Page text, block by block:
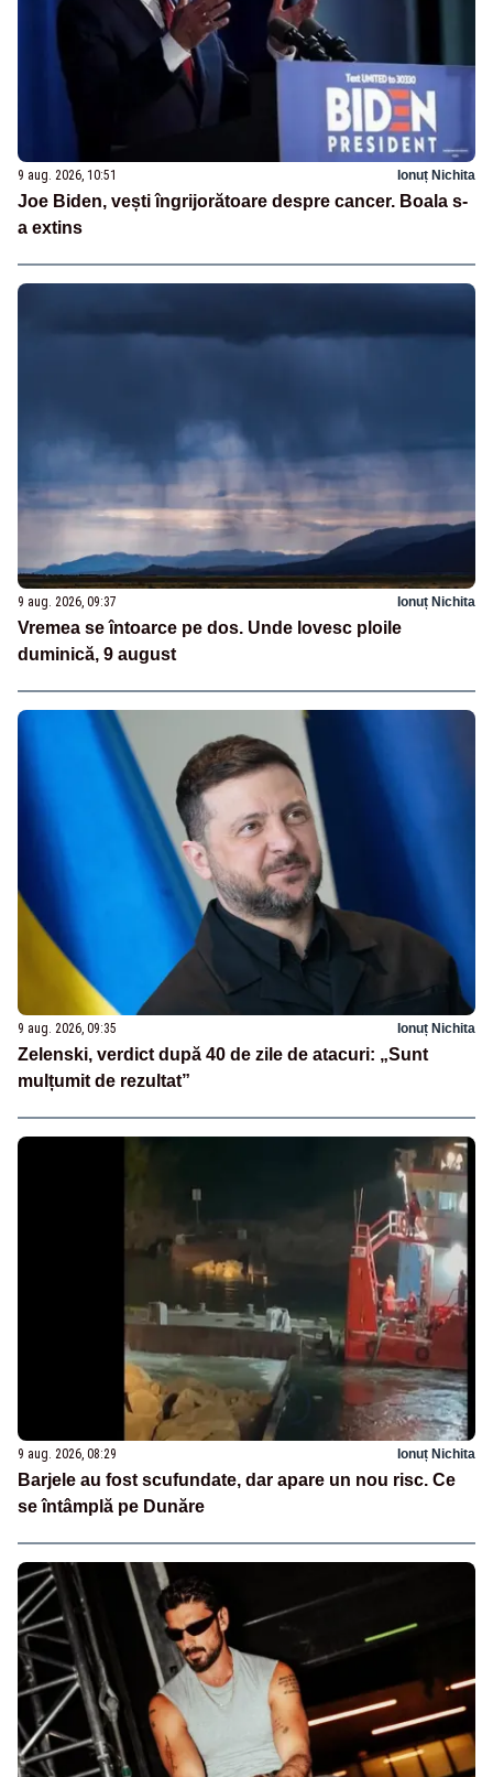
9 aug. 2026, 10:51 Ionuț Nichita
Joe Biden, vești îngrijorătoare despre cancer. Boala s-
a extins
9 aug. 2026, 09:37 Ionuț Nichita
Vremea se întoarce pe dos. Unde lovesc ploile
duminică, 9 august
9 aug. 2026, 09:35 Ionuț Nichita
Zelenski, verdict după 40 de zile de atacuri: „Sunt
mulțumit de rezultat”
9 aug. 2026, 08:29 Ionuț Nichita
Barjele au fost scufundate, dar apare un nou risc. Ce
se întâmplă pe Dunăre